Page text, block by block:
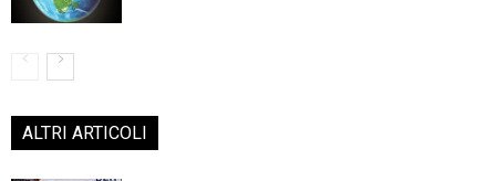
ALTRI ARTICOLI